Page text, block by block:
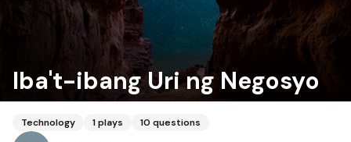
Iba't-ibang Uri ng Negosyo
Technology 1plays 10 questions